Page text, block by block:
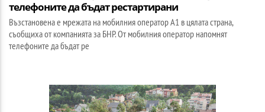
телефоните да бъдат рестартирани
Възстановена е мрежата на мобилния оператор А1 в цялата страна,
съобщиха от компанията за БНР. От мобилния оператор напомнят
телефоните да бъдат ре